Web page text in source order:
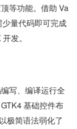
等功能。借助 Va
量代码即可完成
发。
写、编译运行全
基础控件布
极简语法弱化了